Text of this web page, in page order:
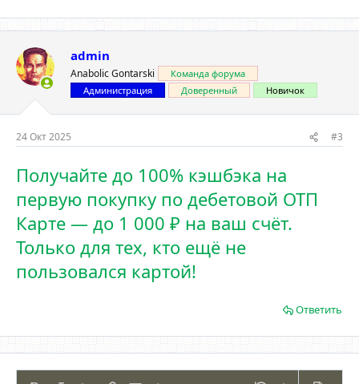
admin
Anabolic Gontarski
Команда форума
Администрация
Доверенный Новичок
24 Окт 2025 #3
Получайте до 100% кэшбэка на
первую покупку по дебетовой ОТП
Карте — до 1 000 ₽ на ваш счёт.
Только для тех, кто ещё не
пользовался картой!
Ответить